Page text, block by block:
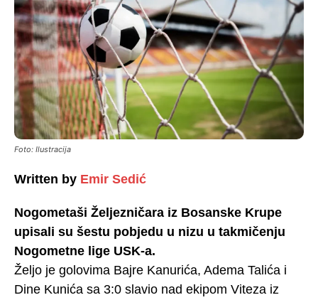
Foto: Ilustracija
Written by Emir Sedić
Nogometaši Željezničara iz Bosanske Krupe
upisali su šestu pobjedu u nizu u takmičenju
Nogometne lige USK-a.
Željo je golovima Bajre Kanurića, Adema Talića i
Dine Kunića sa 3:0 slavio nad ekipom Viteza iz